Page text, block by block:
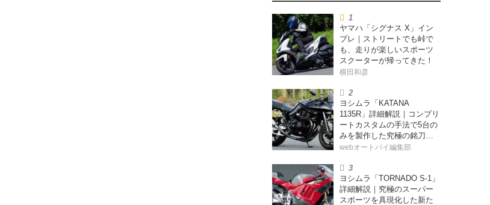
ヤマハ「シグナス X」イン
プレ｜ストリートでも峠で
も、走りが楽しいスポーツ
スクーターが帰ってきた！
横田和彦
ヨシムラ「KATANA
1135R」詳細解説｜コンプリ
ートカスタムの手法で5台の
みを製作した究極の銘刀
【ヨシムラ伝】
webオートバイ編集部
ヨシムラ「TORNADO S-1」
詳細解説｜究極のスーパー
スポーツを具現化した新た